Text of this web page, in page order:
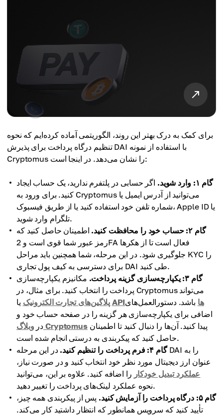
برای کمک به درک بهتر این روند، الگوریتمی آماده کرده‌ایم که نحوه
تنظیم درگاه پرداخت برای پذیرش DAI با استفاده از نمونه
Cryptomus را نشان می‌دهد. در اینجا است:
گام ۱: وارد شوید.
اگر حسابی در پلتفرم ندارید، یک حساب ایجاد
کنید. برای ورود به Cryptomus می‌توانید از آدرس ایمیل یا
شماره تلفن خود استفاده کنید یا از طریق فیسبوک، Apple ID یا
تلگرام وارد شوید.
گام ۲: حساب خود را محافظت کنید.
اطمینان حاصل کنید که
رمز عبور شما قوی است و 2FA فعال است تا از هکرها
جلوگیری شود. در این مرحله، شما همچنین باید مراحل KYC را
برای دسترسی به کیف پول تجاری DAI طی کنید.
گام ۳: یکپارچه‌سازی گزینه پرداخت.
مکانیزم یکپارچه‌سازی
پرداخت را انتخاب کنید. برای مثال، در Cryptomus می‌تواند
پلاگین‌های تجارت الکترونیکیا API‌ها باشد. دستورالعمل‌های
اضافی برای یکپارچه‌سازی هر گزینه را در صفحه حساب خود و
در وبلاگ Cryptomusپیدا کنید. آن‌ها را دنبال کنید تا اطمینان
حاصل کنید که پیکربندی به درستی انجام شده است.
گام ۴: فرم پرداخت را تنظیم کنید.
در این مرحله DAI را به
عنوان ارز دیجیتال مورد نظر خود انتخاب کنید و در صورت نیاز،
عملکرد تبدیل خودکار را اضافه کنید. علاوه بر این، می‌توانید
نحوه عملکرد لینک‌های پرداخت را تغییر دهید.
گام ۵: درگاه پرداخت را آزمایش کنید.
پس از پیکربندی همه چیز،
تأیید کنید که سرویس همانطور که انتظار داشتید کار می‌کند.